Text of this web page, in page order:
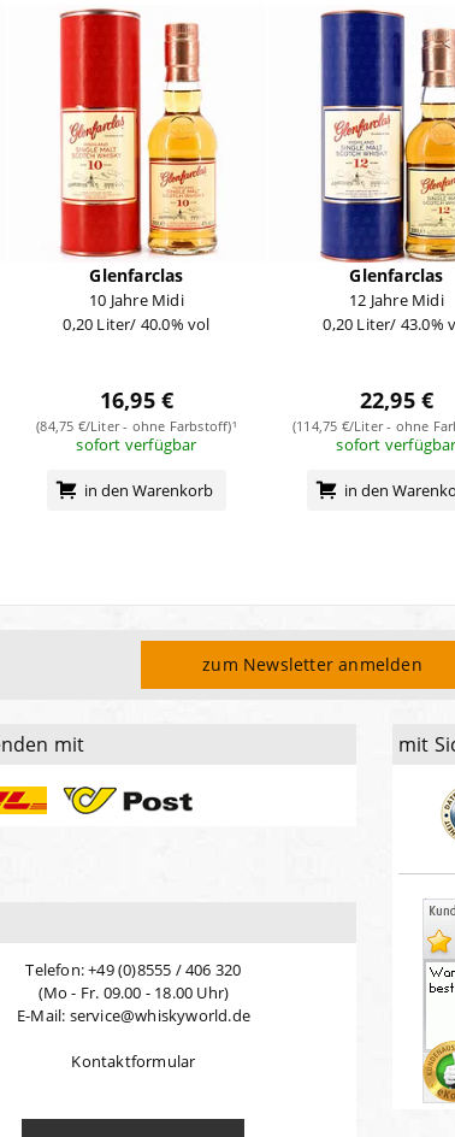
Glenfarclas
10 Jahre Midi
0,20 Liter/ 40.0% vol
16,95 €
(84,75 €/Liter - ohne Farbstoff)¹
sofort verfügbar
in den Warenkorb
Glenfarclas
12 Jahre Midi
0,20 Liter/ 43.0%
22,95 €
(114,75 €/Liter - ohne
sofort verfügbar
in den
zum Newsletter anmelden
mit
Telefon: +49 (0)8555 / 406 320
(Mo - Fr. 09.00 - 18.00 Uhr)
E-Mail: service@whiskyworld.de
Kontaktformular
mit